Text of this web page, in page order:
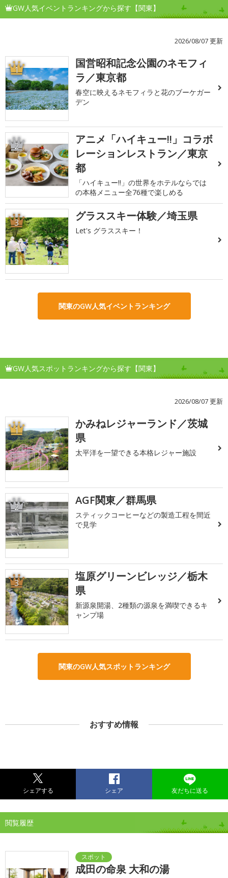
GW人気イベントランキングから探す【関東】
2026/08/07 更新
1
国営昭和記念公園のネモフィ
ラ／東京都
春空に映えるネモフィラと花のブーケガー
デン
2
アニメ「ハイキュー!!」コラボ
レーションレストラン／東京
都
「ハイキュー!!」の世界をホテルならでは
の本格メニュー全76種で楽しめる
3 グラススキー体験／埼玉県
Let's グラススキー！
関東のGW人気イベントランキング
GW人気スポットランキングから探す【関東】
2026/08/07 更新
1
かみねレジャーランド／茨城
県
太平洋を一望できる本格レジャー施設
2 AGF関東／群馬県
スティックコーヒーなどの製造工程を間近
で見学
3
塩原グリーンビレッジ／栃木
県
新源泉開湯、2種類の源泉を満喫できるキ
ャンプ場
関東のGW人気スポットランキング
おすすめ情報
シェアする シェア 友だちに送る
閲覧履歴
成田の命泉 大和の湯